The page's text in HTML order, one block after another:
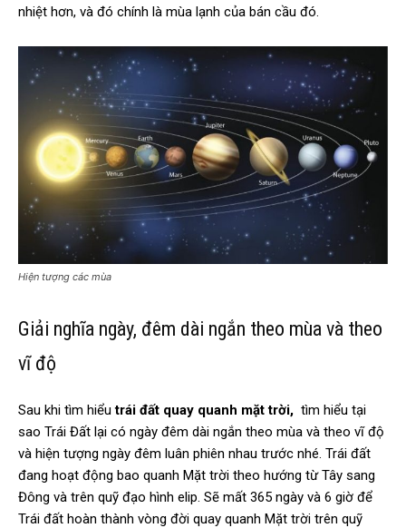
nhiệt hơn, và đó chính là mùa lạnh của bán cầu đó.
Hiện tượng các mùa
Giải nghĩa ngày, đêm dài ngắn theo mùa và theo
vĩ độ
Sau khi tìm hiểutrái đất quay quanh mặt trời, tìm hiểu tại
sao Trái Đất lại có ngày đêm dài ngắn theo mùa và theo vĩ độ
và hiện tượng ngày đêm luân phiên nhau trước nhé. Trái đất
đang hoạt động bao quanh Mặt trời theo hướng từ Tây sang
Đông và trên quỹ đạo hình elip. Sẽ mất 365 ngày và 6 giờ để
Trái đất hoàn thành vòng đời quay quanh Mặt trời trên quỹ